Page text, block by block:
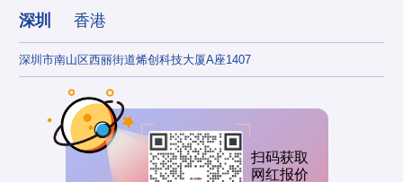
深圳 香港
深圳市南山区西丽街道烯创科技大厦A座1407
扫码获取
网红报价